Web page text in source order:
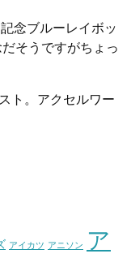
念ブルーレイボッ
そうですがちょっ
ト。アクセルワー
アイカツ アニソン
ア